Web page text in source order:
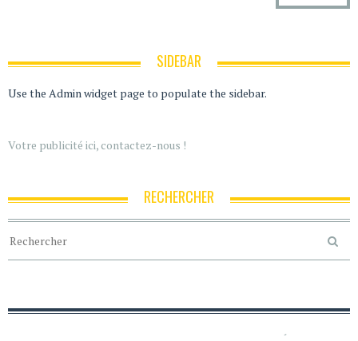
SIDEBAR
Use the Admin widget page to populate the sidebar.
Votre publicité ici, contactez-nous !
RECHERCHER